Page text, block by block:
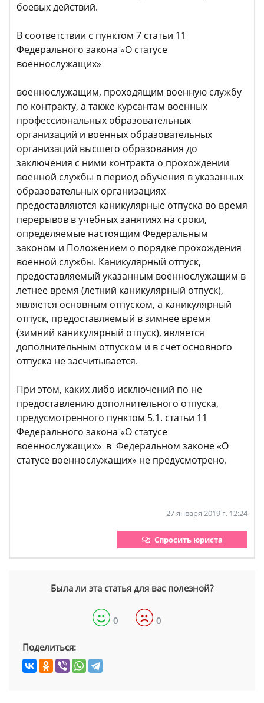
боевых действий.
В соответствии с пунктом 7 статьи 11
Федерального закона «О статусе
военнослужащих»
военнослужащим, проходящим военную службу
по контракту, а также курсантам военных
профессиональных образовательных
организаций и военных образовательных
организаций высшего образования до
заключения с ними контракта о прохождении
военной службы в период обучения в указанных
образовательных организациях
предоставляются каникулярные отпуска во время
перерывов в учебных занятиях на сроки,
определяемые настоящим Федеральным
законом и Положением о порядке прохождения
военной службы. Каникулярный отпуск,
предоставляемый указанным военнослужащим в
летнее время (летний каникулярный отпуск),
является основным отпуском, а каникулярный
отпуск, предоставляемый в зимнее время
(зимний каникулярный отпуск), является
дополнительным отпуском и в счет основного
отпуска не засчитывается.
При этом, каких либо исключений по не
предоставлению дополнительного отпуска,
предусмотренного пунктом 5.1. статьи 11
Федерального закона «О статусе
военнослужащих» в Федеральном законе «О
статусе военнослужащих» не предусмотрено.
27 января 2019 г. 12:24
Спросить юриста
Была ли эта статья для вас полезной?
0 0
Поделиться: